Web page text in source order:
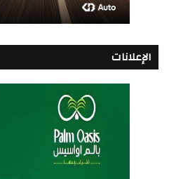
الإعلانات